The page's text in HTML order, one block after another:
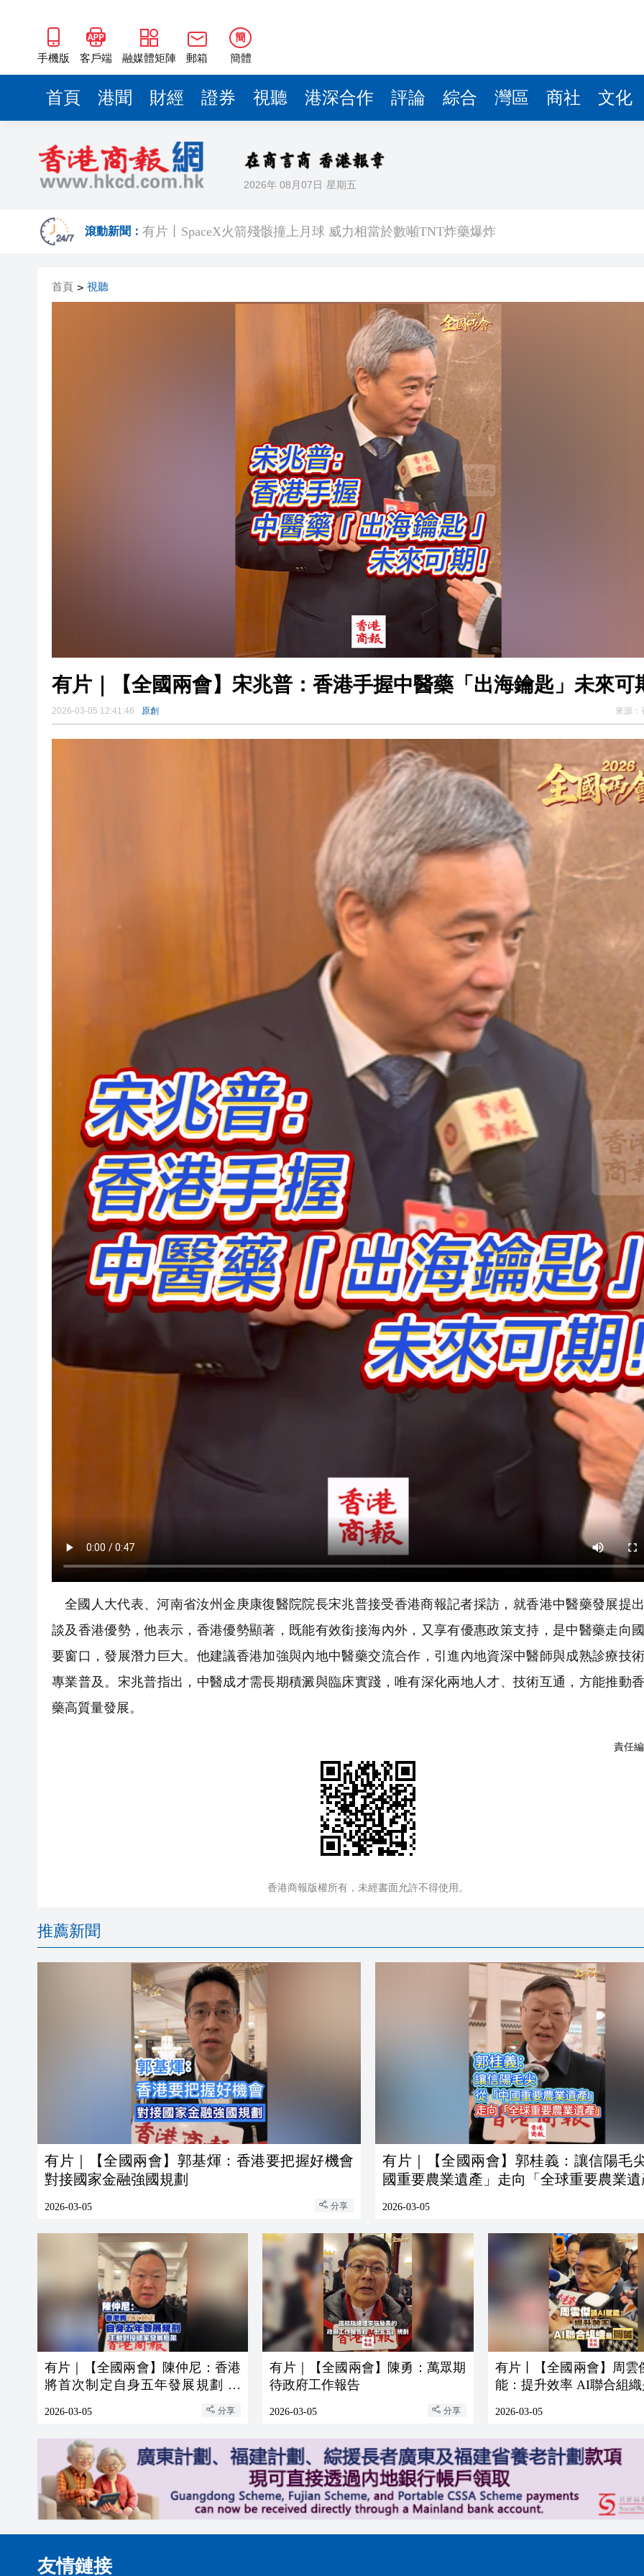
手機版 客戶端 融媒體矩陣 郵箱
簡
簡體
首頁 港聞 財經 證券 視聽 港深合作 評論 綜合 灣區 商社 文化
2026年 08月07日 星期五
滾動新聞： 有片丨SpaceX火箭殘骸撞上月球 威力相當於數噸TNT炸藥爆炸
印度宣布成功試射中程彈道導彈，可攜帶核彈頭
利雅得航空與中國航信簽署合作協議加強互聯互通
光伏硅料八巨頭簽署倡議：不得低於成本價銷售
紫金礦業：旗下相關銅礦不屬於剛果（金）禁止出口的產品 股價漲近2%
首頁 > 視聽
有片｜【全國兩會】宋兆普：香港手握中醫藥「出海鑰匙」未來可
2026-03-05 12:41:46 原創 來源：
全國人大代表、河南省汝州金庚康復醫院院長宋兆普接受香港商報記者採訪，就香港中醫藥發展提
談及香港優勢，他表示，香港優勢顯著，既能有效銜接海內外，又享有優惠政策支持，是中醫藥走向
要窗口，發展潛力巨大。他建議香港加強與內地中醫藥交流合作，引進內地資深中醫師與成熟診療技
專業普及。宋兆普指出，中醫成才需長期積澱與臨床實踐，唯有深化兩地人才、技術互通，方能推動
藥高質量發展。
責任
香港商報版權所有，未經書面允許不得使用。
推薦新聞
有片｜【全國兩會】郭基煇：香港要把握好機會
對接國家金融強國規劃
2026-03-05 分享
有片｜【全國兩會】郭桂義：讓信陽毛
國重要農業遺產」走向「全球重要農業
2026-03-05
有片｜【全國兩會】陳仲尼：香港
將首次制定自身五年發展規劃 主
2026-03-05 分享
有片｜【全國兩會】陳勇：萬眾期
待政府工作報告
2026-03-05 分享
有片丨【全國兩會】周雲
能：提升效率 AI聯合組
2026-03-05
友情鏈接